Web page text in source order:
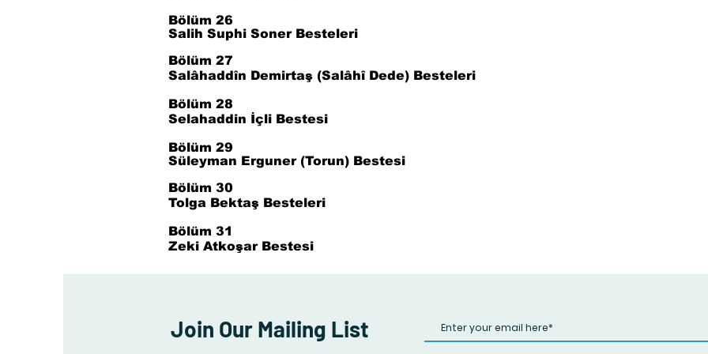
Bölüm 26
Salih Suphi Soner Besteleri
Bölüm 27
Salâhaddîn Demirtaş (Salâhî Dede) Besteleri
Bölüm 28
Selahaddin İçli Bestesi
Bölüm 29
Süleyman Erguner (Torun) Bestesi
Bölüm 30
Tolga Bektaş Besteleri
Bölüm 31
Zeki Atkoşar Bestesi
Join Our Mailing List